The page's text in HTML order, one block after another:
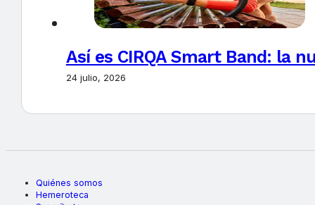
Así es CIRQA Smart Band: la
24 julio, 2026
Quiénes somos
Hemeroteca